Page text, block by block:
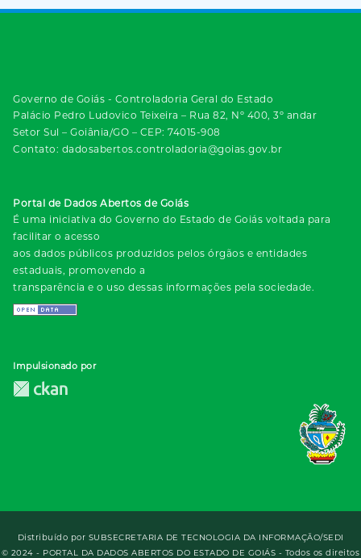
Governo de Goiás - Controladoria Geral do Estado
Palácio Pedro Ludovico Teixeira – Rua 82, Nº 400, 3º andar
Setor Sul – Goiânia/GO – CEP: 74015-908
Contato: dadosabertos.controladoria@goias.gov.br
Portal de Dados Abertos de Goiás
É uma iniciativa do Governo do Estado de Goiás voltada para
facilitar o acesso
aos dados públicos produzidos pelos órgãos e entidades
estaduais, promovendo a
transparência e o uso dessas informações pela sociedade.
Impulsionado por
Distribuído por SUBSECRETARIA DE TECNOLOGIA DA INFORMAÇÃO/SEDI
© 2024 - PORTAL DA DADOS ABERTOS DO ESTADO DE GOIÁS - Todos os direitos